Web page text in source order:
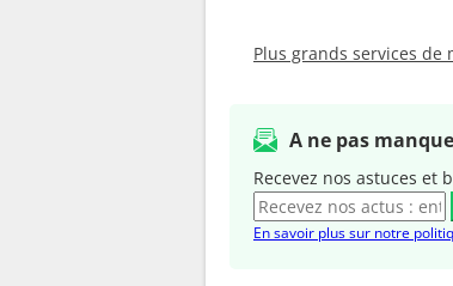
Plus grands services
A ne pas
Recevez nos astuces et
En savoir plus sur notre